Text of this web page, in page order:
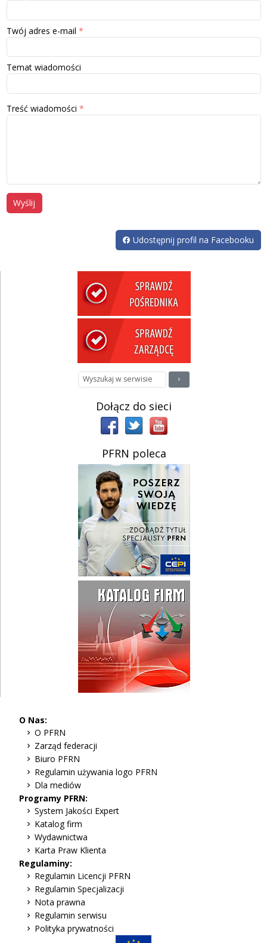
Twój adres e-mail
Temat wiadomości
Treść wiadomości
Wyślij
Udostępnij profil na Facebooku
Dołącz do sieci
PFRN poleca
O Nas:
O PFRN
Zarząd federacji
Biuro PFRN
Regulamin używania logo PFRN
Dla mediów
Programy PFRN:
System Jakości Expert
Katalog firm
Wydawnictwa
Karta Praw Klienta
Regulaminy:
Regulamin Licencji PFRN
Regulamin Specjalizacji
Nota prawna
Regulamin serwisu
Polityka prywatności